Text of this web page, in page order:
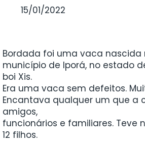
15/01/2022
Bordada foi uma vaca nascida
município de Iporá, no estado
boi Xis.
Era uma vaca sem defeitos.
Encantava qualquer um que a
amigos,
funcionários e familiares. Teve
12 filhos.